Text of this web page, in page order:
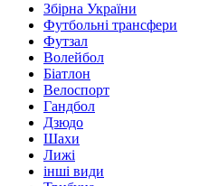
Збірна України
Футбольні трансфери
Футзал
Волейбол
Біатлон
Велоспорт
Гандбол
Дзюдо
Шахи
Лижі
інші види